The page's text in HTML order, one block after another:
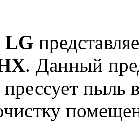
LG
. Данный
пыль